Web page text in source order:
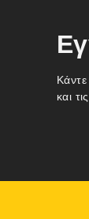
και